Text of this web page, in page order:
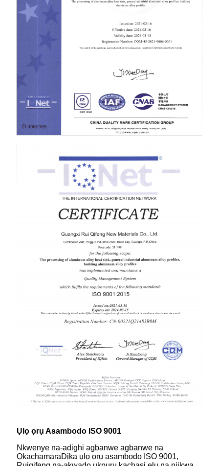
Ụlọ ọrụ Asambodo ISO 9001
Nkwenye na-adịghị agbanwe agbanwe na
ỌkachamaraDịka ụlọ ọrụ asambodo ISO 9001,